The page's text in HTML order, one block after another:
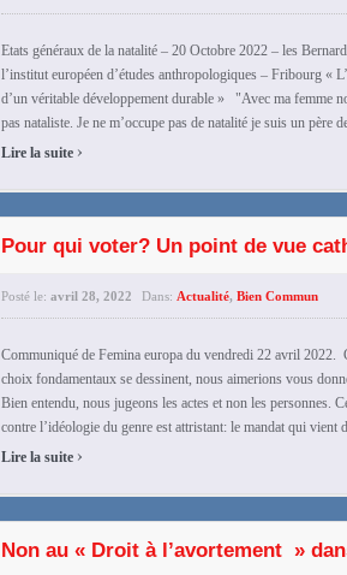
Etats généraux de la natalité – 20 Octobre 2022 – les
l’institut européen d’études anthropologiques – Fribourg «
d’un véritable développement durable » "Avec ma femme
pas nataliste. Je ne m’occupe pas de natalité je suis un père
Lire la suite ›
Pour qui voter? Un point de vue
Posté le: avril 28, 2022 Dans: Actualité, Bien Commun
Communiqué de Femina europa du vendredi 22 avril
choix fondamentaux se dessinent, nous aimerions vous
Bien entendu, nous jugeons les actes et non les personnes.
contre l’idéologie du genre est attristant: le mandat qui vient
Lire la suite ›
Non au « Droit à l’avortement »